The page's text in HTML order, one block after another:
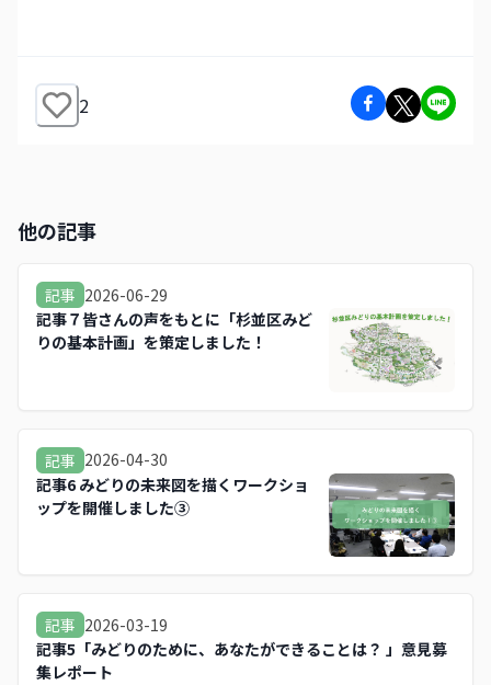
2
他の記事
記事 2026-06-29
記事７皆さんの声をもとに「杉並区みど
りの基本計画」を策定しました！
記事 2026-04-30
記事6 みどりの未来図を描くワークショ
ップを開催しました③
記事 2026-03-19
記事5「みどりのために、あなたができることは？ 」意見募
集レポート